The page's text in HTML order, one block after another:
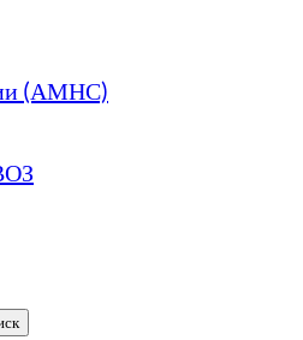
(АМНС)